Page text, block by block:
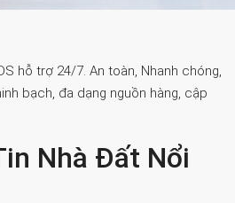
hỗ trợ 24/7. An toàn, Nhanh chóng,
bạch, đa dạng nguồn hàng, cập
Nhà Đất Nổi